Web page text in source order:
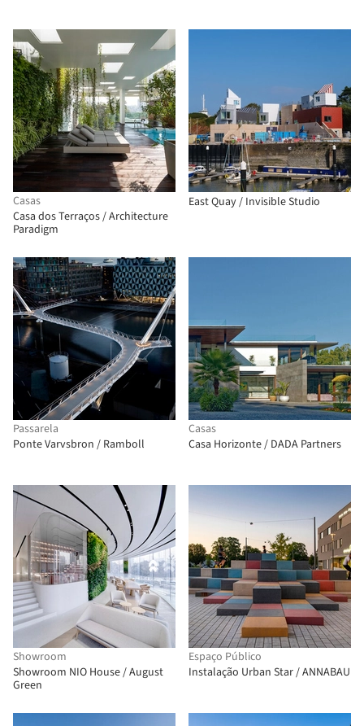
Casas
Casa dos Terraços / Architecture
Paradigm
East Quay / Invisible Studio
Passarela
Ponte Varvsbron / Ramboll
Casas
Casa Horizonte / DADA Partners
Showroom
Showroom NIO House / August
Green
Espaço Público
Instalação Urban Star / ANNABAU